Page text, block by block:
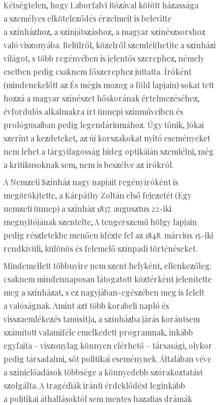
Kétségtelen, hogy Laborfalvi Rózával kötött házassága
a személyes elköteleződés érzelmeit is belevitte
a színházhoz, a színjátszáshoz, a magyar színészsorshoz
való viszonyába. Belülről, közelről szemlél(het)te a színházi
világot, s több regényében is jelentős szerephez, némely
esetben pedig csaknem főszerephez juttatta. Íróként
(mindenekelőtt az És mégis mozog a föld lapjain) sokat tett
hozzá a magyar színészet hőskorának értelmezéséhez,
évfordulós alkalmakra írt ünnepi színműveiben és
prológusaiban pedig legendáriumához. Úgy tűnik, Jókai
szerint a kezdeteket, az új korszakokat nyitó eseményeket
nem lehet a tárgyilagosság hideg optikáján szemlélni, még
a kritikusoknak sem, nem is beszélve az írókról.
A Nemzeti Színház nagy napjait regényíróként is
megörökítette, a Kárpáthy Zoltán első fejezetét (Egy
nemzeti ünnep) a színház 1837. augusztus 22-iki
megnyitójának szentelte, A tengerszemű hölgy lapjain
pedig részletekbe menően idézte fel az 1848. március 15-iki
rendkívüli, különös és felemelő színpadi történéseket.
Mindemellett többnyire nem szent helyként, ellenkezőleg:
csaknem mindennaposan látogatott köztérként jelenítette
meg a színházat, s ez nagyjában-egészében meg is felelt
a valóságnak. Amint azt több korabeli napló és
visszaemlékezés tanúsítja, a színházba járás korántsem
számított valamiféle emelkedett programnak, inkább
egyfajta – viszonylag könnyen elérhető – társasági, olykor
pedig társadalmi, sőt politikai eseménynek. Általában véve
a színielőadások többsége a könnyedebb szórakoztatást
szolgálta. A tragédiák iránti érdeklődést leginkább
a politikai áthallásoktól sem mentes hazafias drámák